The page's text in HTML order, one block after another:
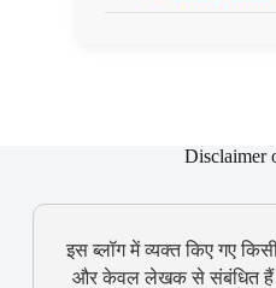
Disclaimer
इस ब्लॉग में व्यक्त किए गए
और केवल लेखक से संबंधित हैं।